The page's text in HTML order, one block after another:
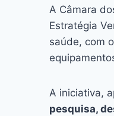
c
e
b
o
o
k
s
s
e
n
g
er
A Câmara
Estratégia
saúde, com
A iniciativa,
pesquisa,